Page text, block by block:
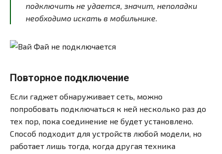
подключить не удается, значит, неполадки
необходимо искать в мобильнике.
Повторное подключение
Если гаджет обнаруживает сеть, можно
попробовать подключаться к ней несколько раз до
тех пор, пока соединение не будет установлено.
Способ подходит для устройств любой модели, но
работает лишь тогда, когда другая техника